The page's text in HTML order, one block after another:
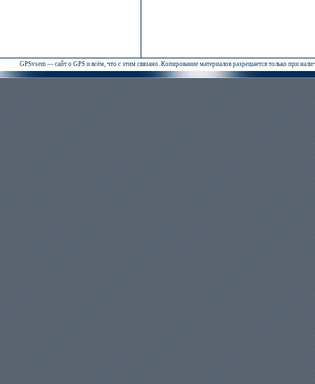
GPSvsem — сайт о GPS и всём, что с этим связано. Копирование материалов разрешается только при